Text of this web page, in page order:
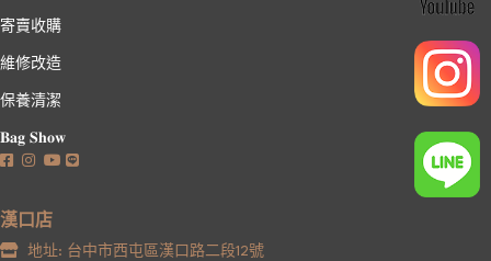
寄賣收購
維修改造
保養清潔
𝐁𝐚𝐠 𝐒𝐡𝐨𝐰
漢口店
地址: 台中市西屯區漢口路二段12號